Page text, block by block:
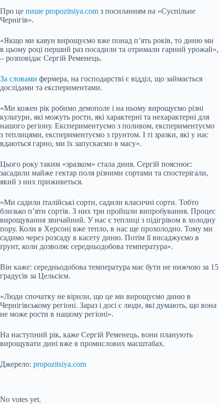
Про це пише propozitsiya.com з посиланням на «Суспільне
Чернігів».
«Якщо ми кавун вирощуємо вже понад п’ять років, то диню ми
в цьому році перший раз посадили та отримали гарний урожай»,
– розповідає Сергій Ременець.
За словами фермера, на господарстві є відділ, що займається
дослідами та експериментами.
«Ми кожен рік робимо демополе і на ньому вирощуємо різні
культури, які можуть рости, які характерні та нехарактерні для
нашого регіону. Експериментуємо з поливом, експериментуємо
з теплицями, експериментуємо з ґрунтом. І ті зразки, які у нас
вдаються гарно, ми їх запускаємо в масу».
Цього року таким «зразком» стала диня. Сергій пояснює:
засадили майже гектар поля різними сортами та спостерігали,
який з них приживеться.
«Ми садили італійські сорти, садили класичні сорти. Тобто
близько п’яти сортів. З них три пройшли випробування. Процес
вирощування звичайний. У нас є теплиці з підігрівом в холодну
пору. Коли в Херсоні вже тепло, в нас ще прохолодно. Тому ми
садимо через розсаду в касету диню. Потім її висаджуємо в
ґрунт, коли дозволяє середньодобова температура».
Він каже: середньодобова температура має бути не нижчою за 15
градусів за Цельсієм.
«Люди спочатку не вірили, що це ми вирощуємо диню в
Чернігівському регіоні. Зараз і досі є люди, які думають, що вона
не може рости в нашому регіоні».
На наступний рік, каже Сергій Ременець, вони планують
вирощувати дині вже в промислових масштабах.
Джерело: propozitsiya.com
No votes yet.